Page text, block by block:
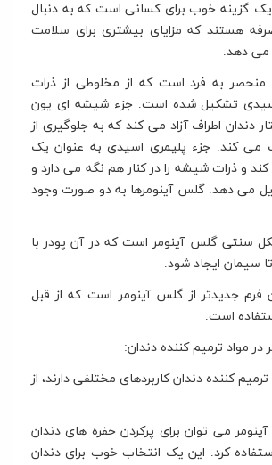
گزینه خوب برای کسانی است که به دنبال
هستند که مزایای بیشتری برای سلامت
می دهد.
منحصر به فرد است که از مخلوطی از ذرات
تشکیل شده است. جزء شیشه ای یون
دندان اطراف آزاد می کند که به جلوگیری از
می کند. جزء پلیمری اسیدی به عنوان یک
و ذرات شیشه را در کنار هم نگه می دارد و
می دهد. گلس آینومرها به دو صورت وجود
سنتی گلس آینومر است که در آن پودر با
سیمان ایجاد شود.
جدیدتر از گلس آینومر است که از قبل
است.
در مواد ترمیم کننده دندان:
کننده دندان کاربردهای مختلفی دارند، از
می توان برای پرکردن حفره های دندان
کرد. این یک انتخاب خوب برای دندان